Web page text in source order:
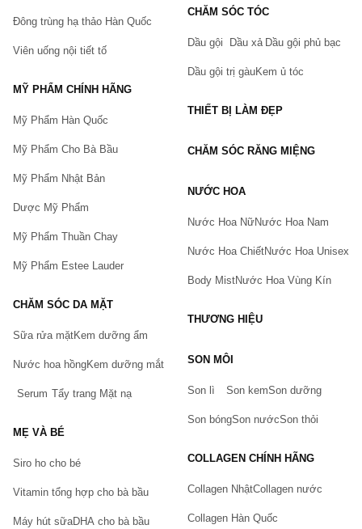
Hãy báo lỗi cho chúng tôi. Hoặc gọi cho chúng tôi qua số
Đông trùng hạ thảo Hàn Quốc
Viên uống nội tiết tố
MỸ PHẨM CHÍNH HÃNG
Mỹ Phẩm Hàn Quốc
Mỹ Phẩm Cho Bà Bầu
Mỹ Phẩm Nhật Bản
Dược Mỹ Phẩm
Mỹ Phẩm Thuần Chay
Mỹ Phẩm Estee Lauder
CHĂM SÓC DA MẶT
Sữa rửa mặtKem dưỡng ẩm
Nước hoa hồngKem dưỡng mắt
Serum Tẩy trang Mặt nạ
MẸ VÀ BÉ
Siro ho cho bé
Vitamin tổng hợp cho bà bầu
Máy hút sữaDHA cho bà bầu
CHĂM SÓC TÓC
Dầu gội Dầu xả Dầu gội phủ bạc
Dầu gội trị gàuKem ủ tóc
THIẾT BỊ LÀM ĐẸP
CHĂM SÓC RĂNG MIỆNG
NƯỚC HOA
Nước Hoa NữNước Hoa Nam
Nước Hoa ChiếtNước Hoa Unisex
Body MistNước Hoa Vùng Kín
THƯƠNG HIỆU
SON MÔI
Son lì Son kemSon dưỡng
Son bóngSon nướcSon thỏi
COLLAGEN CHÍNH HÃNG
Collagen NhậtCollagen nước
Collagen Hàn Quốc